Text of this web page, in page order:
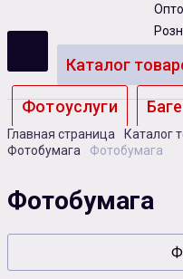
Каталог
Фотоуслуги
Бумага
Сувенирная
Главная страница Каталог
Фотобумага
Фотобумага
Фотобумага